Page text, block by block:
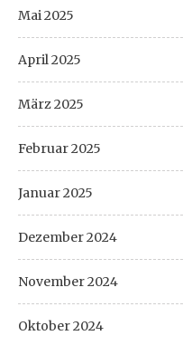
Mai 2025
April 2025
März 2025
Februar 2025
Januar 2025
Dezember 2024
November 2024
Oktober 2024